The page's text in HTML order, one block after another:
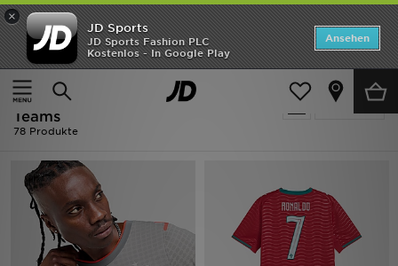
×
JD Sports
JD Sports Fashion PLC
Kostenlos - In Google Play
Ansehen
Startseite
Herren
verfeinern
Herren - Fußball - International
Teams
78 Produkte
Startseite
ANGEBOTE
Marken
Herren
Damen